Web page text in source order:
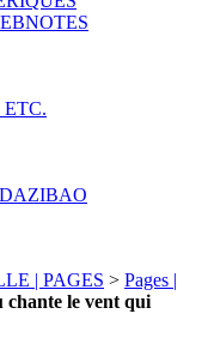
| PAGES > Pages |
chante le vent qui